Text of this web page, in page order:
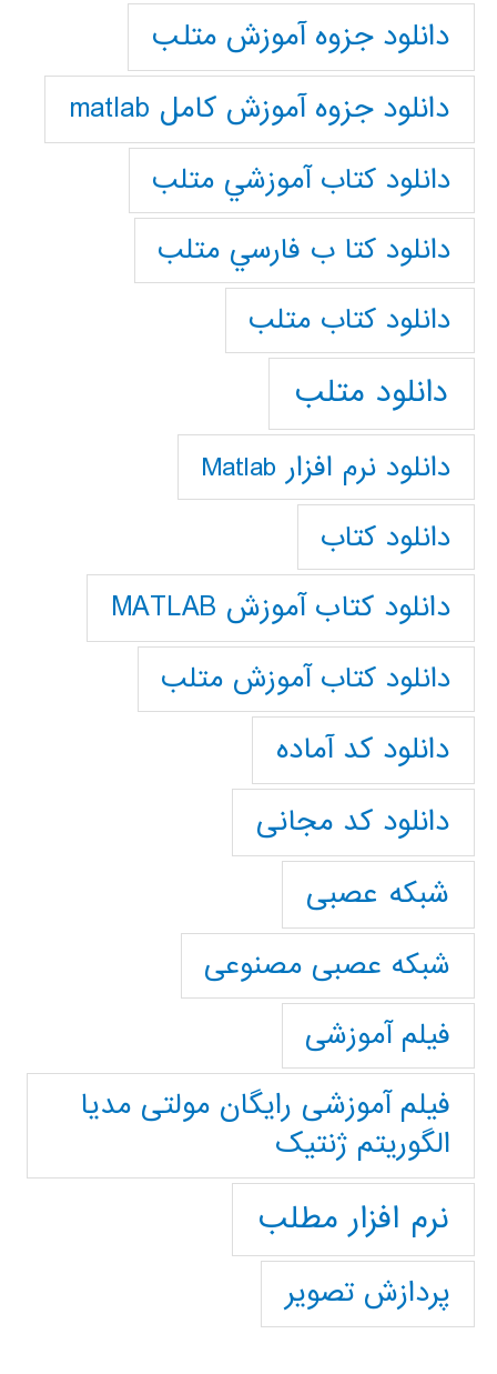
دانلود جزوه آموزش متلب
دانلود جزوه آموزش کامل matlab
دانلود كتاب آموزشي متلب
دانلود كتا ب فارسي متلب
دانلود كتاب متلب
دانلود متلب
دانلود نرم افزار Matlab
دانلود کتاب
دانلود کتاب آموزش MATLAB
دانلود کتاب آموزش متلب
دانلود کد آماده
دانلود کد مجانی
شبکه عصبی
شبکه عصبی مصنوعی
فیلم آموزشی
فیلم آموزشی رایگان مولتی مدیا
الگوریتم ژنتیک
نرم افزار مطلب
پردازش تصویر